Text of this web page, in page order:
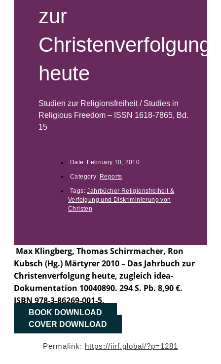
zur
Christenverfolgung
heute
Studien zur Religionsfreiheit / Studies in
Religious Freedom – ISSN 1618-7865, Bd.
15
Date: February 10, 2010
Category: Reports
Tags: Jahrbücher Religionsfreiheit &
Verfolgung und Diskriminierung von
Christen
Max Klingberg, Thomas Schirrmacher, Ron
Kubsch (Hg.) Märtyrer 2010 – Das Jahrbuch zur
Christenverfolgung heute, zugleich idea-
Dokumentation 10040890. 294 S. Pb. 8,90 €.
ISBN 978-3-86269-001-5.
BOOK DOWNLOAD
COVER DOWNLOAD
Permalink: https://iirf.global/?p=1281